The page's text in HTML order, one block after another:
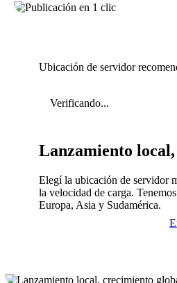
Ubicación de servidor
Verificando...
Lanzamiento
Elegí la ubicación de servidor
la velocidad de carga.
Europa, Asia y Sudamérica.